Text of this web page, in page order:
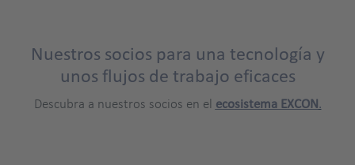
Nuestros socios para una tecnología y
unos flujos de trabajo eficaces
Descubra a nuestros socios en el ecosistema EXCON